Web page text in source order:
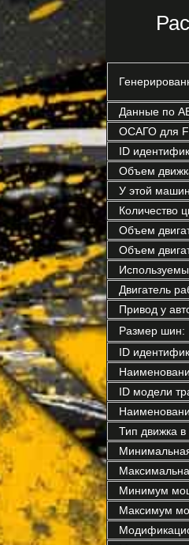
Данные по
ОСАГО для
ID
Объем
У этой
Количество
Объем
Объем
Двигатель
Привод у
Размер шин:
ID
ID модели
Тип движка
Минимум
Максимум